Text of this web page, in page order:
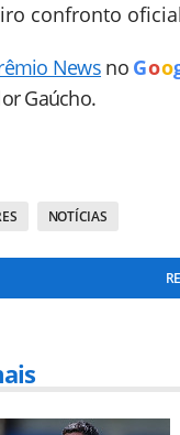
confronto
News no Goog
Gaúcho.
NOTÍCIAS